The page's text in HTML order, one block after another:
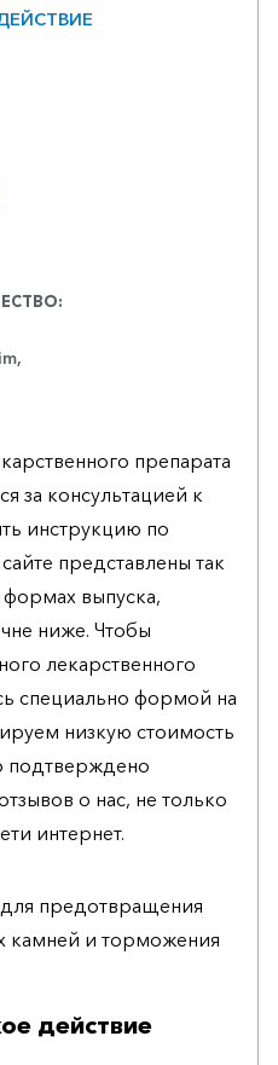
препарата
за консультацией к
инструкцию по
представлены так
выпуска,
ниже. Чтобы
лекарственного
специально формой на
низкую стоимость
подтверждено
о нас, не только
интернет.
для предотвращения
камней и торможения
действие